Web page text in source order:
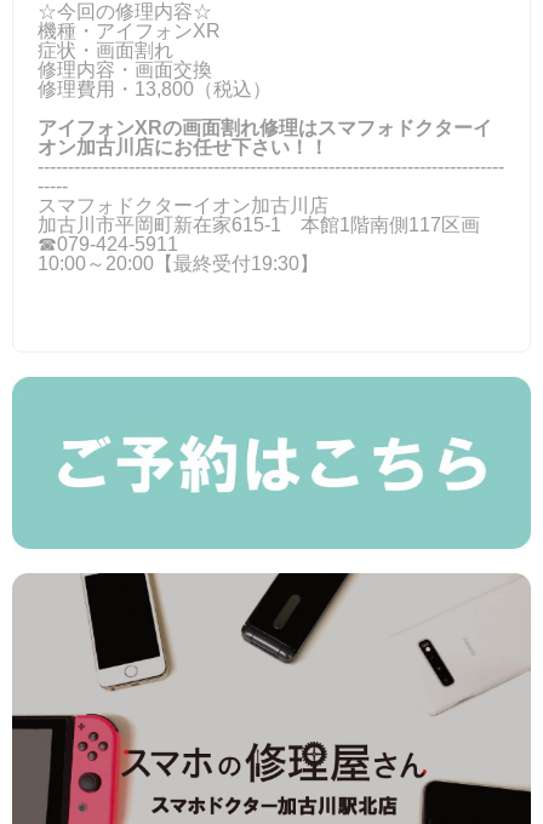
☆今回の修理内容☆
機種・アイフォンXR
症状・画面割れ
修理内容・画面交換
修理費用・13,800（税込）
アイフォンXRの画面割れ修理はスマフォドクターイ
オン加古川店にお任せ下さい！！
-----------------------------------------------------------------------------
-----
スマフォドクターイオン加古川店
加古川市平岡町新在家615-1 本館1階南側117区画
☎079-424‐5911
10:00～20:00【最終受付19:30】